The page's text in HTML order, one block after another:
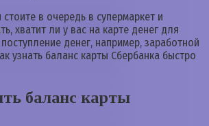
стоите в очередь в супермаркет и
хватит ли у вас на карте денег для
денег, например, заработной
узнать баланс карты Сбербанка быстро
баланс карты